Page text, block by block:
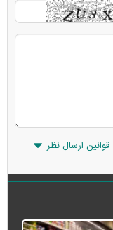
قوانین ارسال نظر